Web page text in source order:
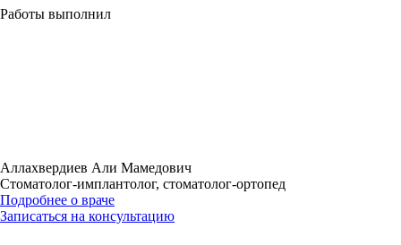
Работы выполнил
Аллахвердиев Али Мамедович
Стоматолог-имплантолог, стоматолог-ортопед
Подробнее о враче
Записаться на консультацию